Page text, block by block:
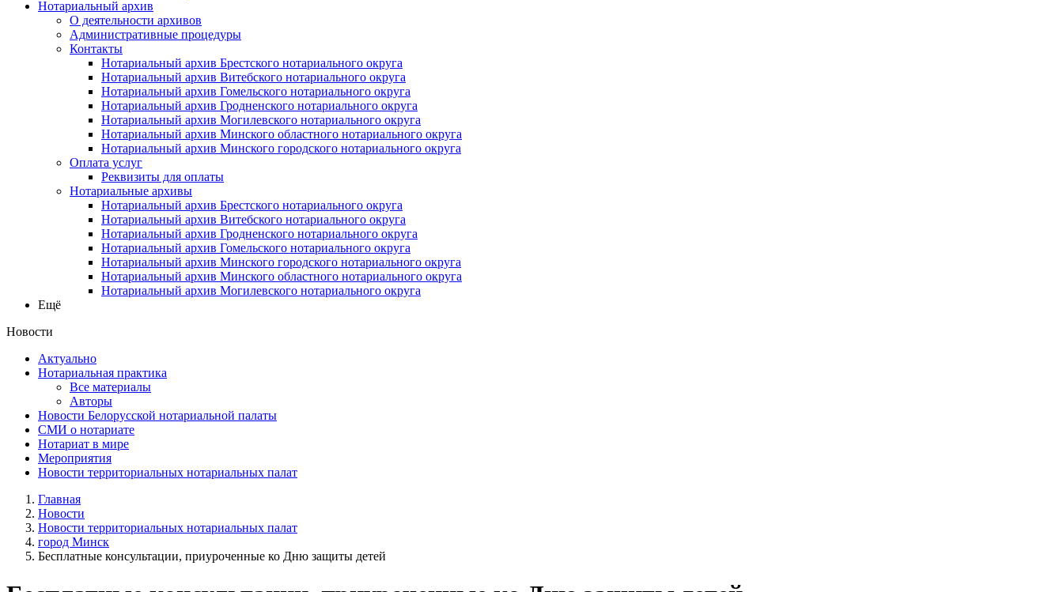
Нотариальный архив
О деятельности архивов
Административные процедуры
Контакты
Нотариальный архив Брестского нотариального округа
Нотариальный архив Витебского нотариального округа
Нотариальный архив Гомельского нотариального округа
Нотариальный архив Гродненского нотариального округа
Нотариальный архив Могилевского нотариального округа
Нотариальный архив Минского областного нотариального округа
Нотариальный архив Минского городского нотариального округа
Оплата услуг
Реквизиты для оплаты
Нотариальные архивы
Нотариальный архив Брестского нотариального округа
Нотариальный архив Витебского нотариального округа
Нотариальный архив Гродненского нотариального округа
Нотариальный архив Гомельского нотариального округа
Нотариальный архив Минского городского нотариального округа
Нотариальный архив Минского областного нотариального округа
Нотариальный архив Могилевского нотариального округа
Ещё
Новости
Актуально
Нотариальная практика
Все материалы
Авторы
Новости Белорусской нотариальной палаты
СМИ о нотариате
Нотариат в мире
Мероприятия
Новости территориальных нотариальных палат
Главная
Новости
Новости территориальных нотариальных палат
город Минск
Бесплатные консультации, приуроченные ко Дню защиты детей